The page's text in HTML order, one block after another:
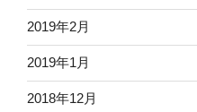
2019年2月
2019年1月
2018年12月